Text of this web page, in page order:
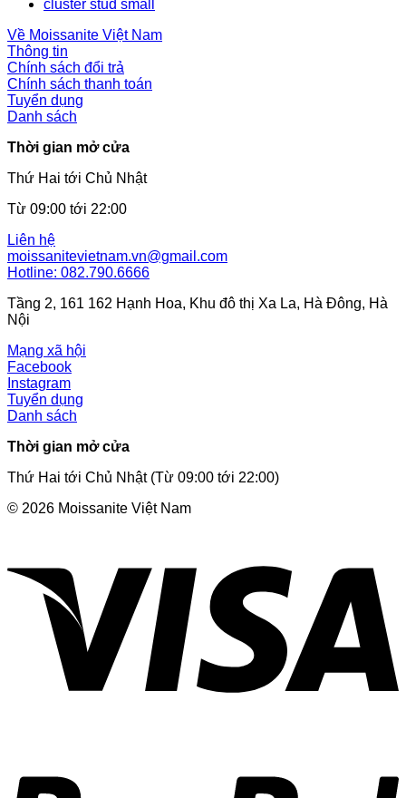
Về Moissanite Việt Nam
Thông tin
Chính sách đổi trả
Chính sách thanh toán
Tuyển dụng
Danh sách
Thời gian mở cửa
Thứ Hai tới Chủ Nhật
Từ 09:00 tới 22:00
Liên hệ
moissanitevietnam.vn@gmail.com
Hotline: 082.790.6666
Tầng 2, 161 162 Hạnh Hoa, Khu đô thị Xa La, Hà Đông, Hà
Nội
Mạng xã hội
Facebook
Instagram
Tuyển dụng
Danh sách
Thời gian mở cửa
Thứ Hai tới Chủ Nhật (Từ 09:00 tới 22:00)
© 2026 Moissanite Việt Nam